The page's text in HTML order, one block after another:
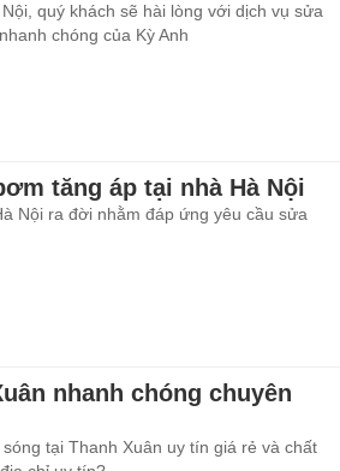
quý khách sẽ hài lòng với dịch vụ sửa
chóng của Kỳ Anh
tăng áp tại nhà Hà Nội
Nội ra đời nhằm đáp ứng yêu cầu sửa
nhanh chóng chuyên
tại Thanh Xuân uy tín giá rẻ và chất